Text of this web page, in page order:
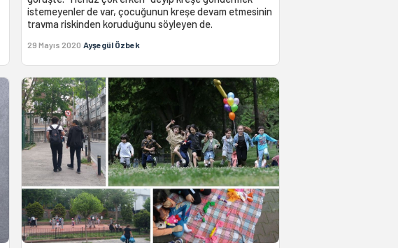
istemeyenler de var, çocuğunun kreşe devam etmesinin
travma riskinden koruduğunu söyleyen de.
29 Mayıs 2020 Ayşegül Özbek